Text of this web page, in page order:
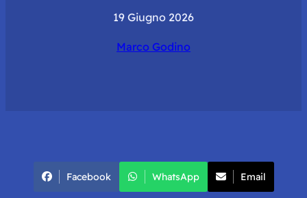
19 Giugno 2026
Marco Godino
Facebook WhatsApp Email